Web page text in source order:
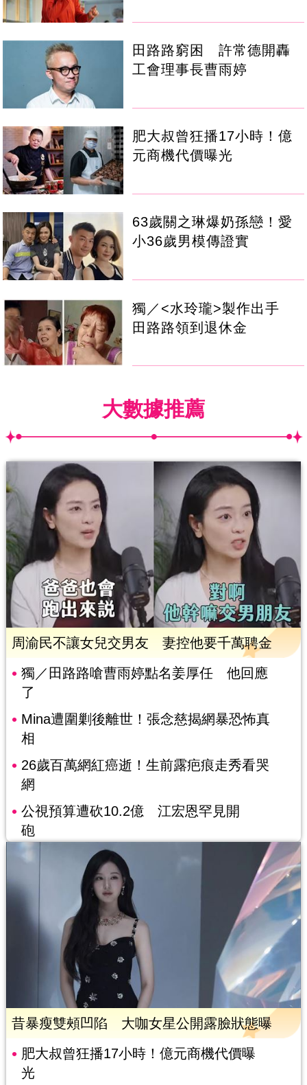
田路路窮困 許常德開轟
工會理事長曹雨婷
肥大叔曾狂播17小時！億
元商機代價曝光
63歲關之琳爆奶孫戀！愛
小36歲男模傳證實
獨／<水玲瓏>製作出手
田路路領到退休金
大數據推薦
周渝民不讓女兒交男友 妻控他要千萬聘金
獨／田路路嗆曹雨婷點名姜厚任 他回應
了
Mina遭圍剿後離世！張念慈揭網暴恐怖真
相
26歲百萬網紅癌逝！生前露疤痕走秀看哭
網
公視預算遭砍10.2億 江宏恩罕見開
砲
昔暴瘦雙頰凹陷 大咖女星公開露臉狀態曝
肥大叔曾狂播17小時！億元商機代價曝
光